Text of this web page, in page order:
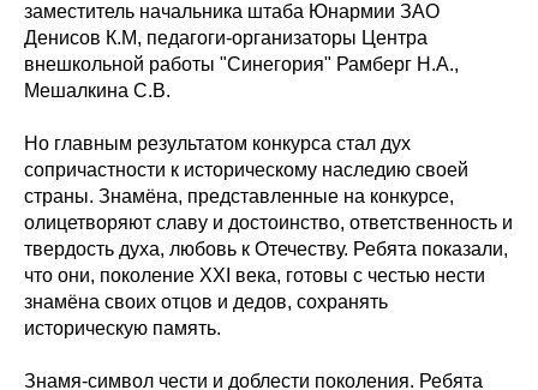
заместитель начальника штаба Юнармии ЗАО
Денисов К.М, педагоги-организаторы Центра
внешкольной работы "Синегория" Рамберг Н.А.,
Мешалкина С.В.
Но главным результатом конкурса стал дух
сопричастности к историческому наследию своей
страны. Знамёна, представленные на конкурсе,
олицетворяют славу и достоинство, ответственность и
твердость духа, любовь к Отечеству. Ребята показали,
что они, поколение XXI века, готовы с честью нести
знамёна своих отцов и дедов, сохранять
историческую память.
Знамя-символ чести и доблести поколения. Ребята